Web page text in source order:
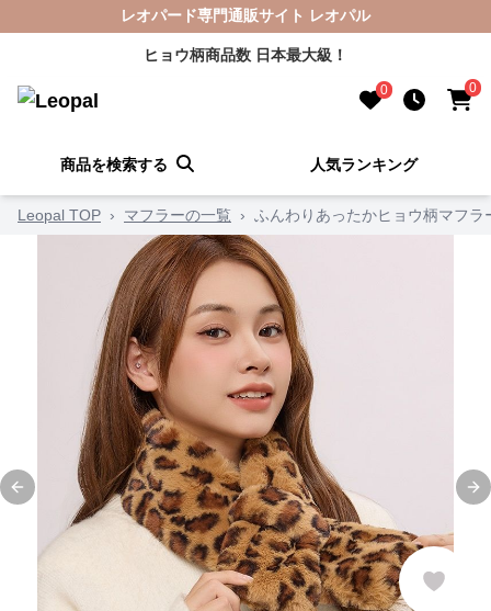
レオパード専門通販サイト レオパル
ヒョウ柄商品数 日本最大級！
0 0
商品を検索する 人気ランキング
Leopal TOP › マフラーの一覧 › ふんわりあったかヒョウ柄マフラ
Previous slide